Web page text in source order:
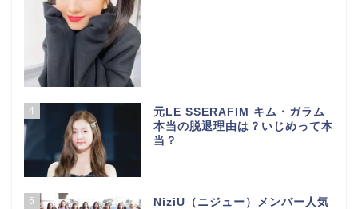
4
元LE SSERAFIM キム・ガラム
本当の脱退理由は？いじめって本
当？
5
NiziU（ニジュー）メンバー人気